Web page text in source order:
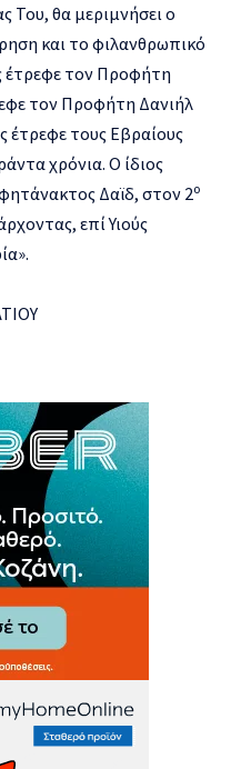
Του, θα μεριμνήσει ο
και το φιλανθρωπικό
έτρεφε τον Προφήτη
τον Προφήτη Δανιήλ
τους Εβραίους
χρόνια. Ο ίδιος
Δαϊδ, στον 2ο
επί Υιούς